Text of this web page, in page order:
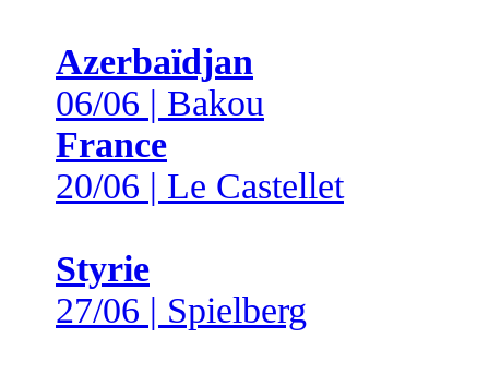
Azerbaïdjan
06/06 | Bakou
France
20/06 | Le Castellet
Styrie
27/06 | Spielberg